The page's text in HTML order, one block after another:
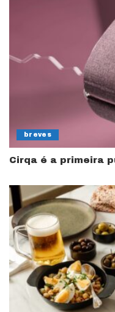
breves
Cirqa é a primeira